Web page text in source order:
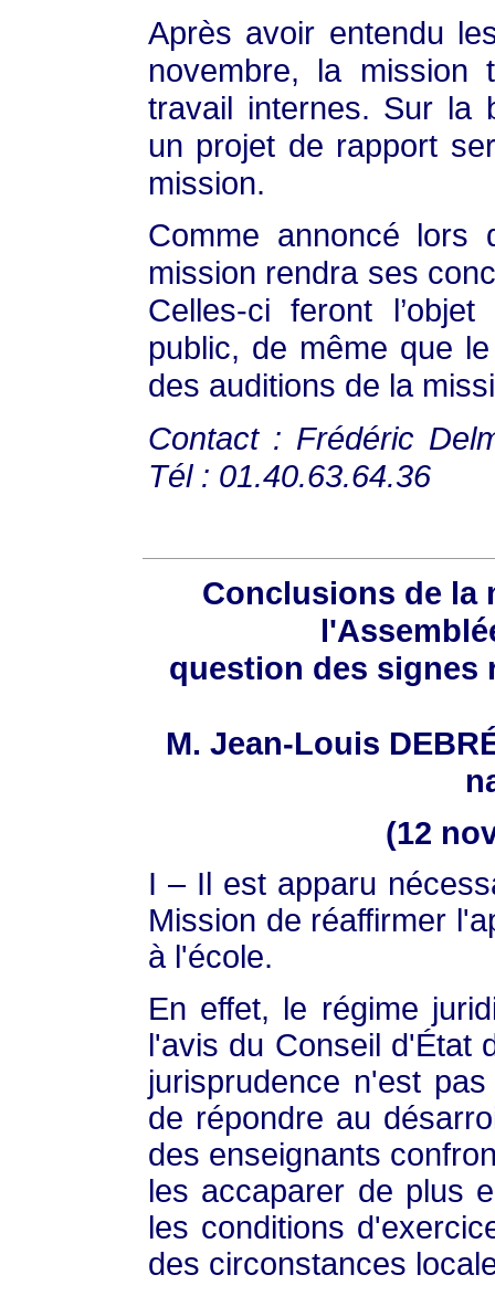
Après avoir entendu
novembre, la mission
travail internes. Sur la
un projet de rapport
mission.
Comme annoncé lors
mission rendra ses
Celles-ci feront
public, de même que
des auditions de la
Contact : Frédéric
Tél : 01.40.63.64.36
Conclusions de la
question des signes
M. Jean-Louis
(12
I – Il est apparu
Mission de réaffirmer
à l'école.
En effet, le régime
l'avis du Conseil d'État
jurisprudence n'est
de répondre au
des enseignants
les accaparer de plus
les conditions
des circonstances